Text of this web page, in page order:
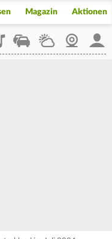
Magazin Aktionen
StaupilotWetterWebcam